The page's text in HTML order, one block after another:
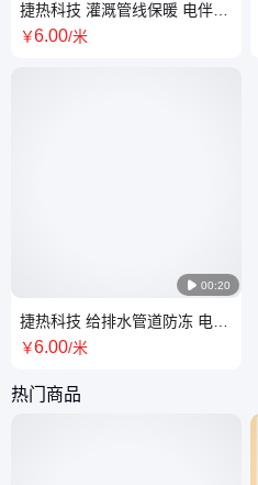
捷热科技 灌溉管线保暖 电伴热
耐压耐磨 低温耐候 厂家直供
￥6.00/米
 00:20
捷热科技 给排水管道防冻 电伴
热 耐压耐磨 低温耐候 源头厂家
￥6.00/米
热门商品